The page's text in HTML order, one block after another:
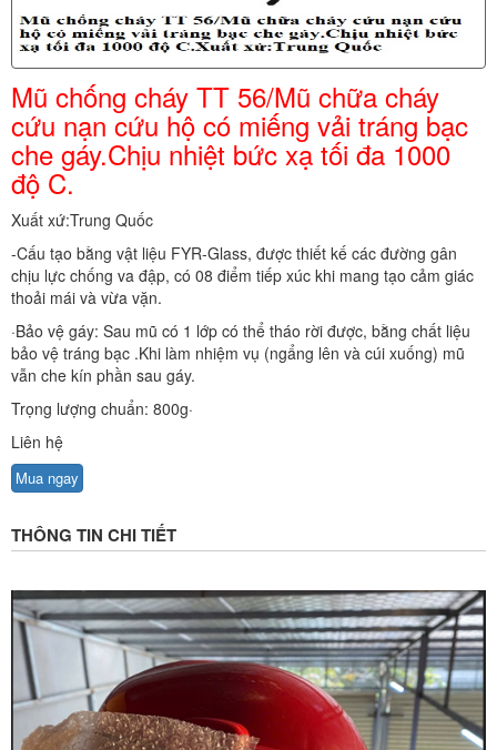
Mũ chống cháy TT 56/Mũ chữa cháy
cứu nạn cứu hộ có miếng vải tráng bạc
che gáy.Chịu nhiệt bức xạ tối đa 1000
độ C.
Xuất xứ:Trung Quốc
-Cấu tạo bằng vật liệu FYR-Glass, được thiết kế các đường gân
chịu lực chống va đập, có 08 điểm tiếp xúc khi mang tạo cảm giác
thoải mái và vừa vặn.
·Bảo vệ gáy: Sau mũ có 1 lớp có thể tháo rời được, bằng chất liệu
bảo vệ tráng bạc .Khi làm nhiệm vụ (ngẩng lên và cúi xuống) mũ
vẫn che kín phần sau gáy.
Trọng lượng chuẩn: 800g·
Liên hệ
Mua ngay
THÔNG TIN CHI TIẾT